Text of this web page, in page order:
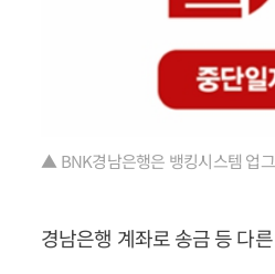
▲ BNK경남은행은 뱅킹시스템 업
경남은행 계좌로 송금 등 다